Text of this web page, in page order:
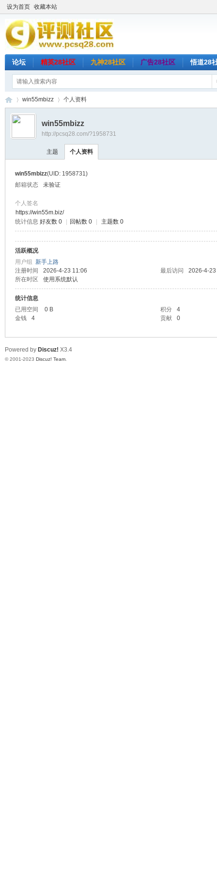
设为首页 收藏本站
论坛 精英28社区 九神28社区 广告28社区 悟道28
›
win55mbizz 个人资料
win55mbizz
http://pcsq28.com/?1958731
主题 个人资料
win55mbizz(UID: 1958731)
邮箱状态
未验证
个人签名
https://win55m.biz/
统计信息 好友数 0 回帖数 0 主题数 0
活跃概况
用户组 新手上路
注册时间
2026-4-23 11:06 最后访问
2026-4-
所在时区
使用系统默认
统计信息
已用空间
0 B 积分
4
金钱
4 贡献 0
Powered by Discuz! X3.4
© 2001-2023 Discuz! Team